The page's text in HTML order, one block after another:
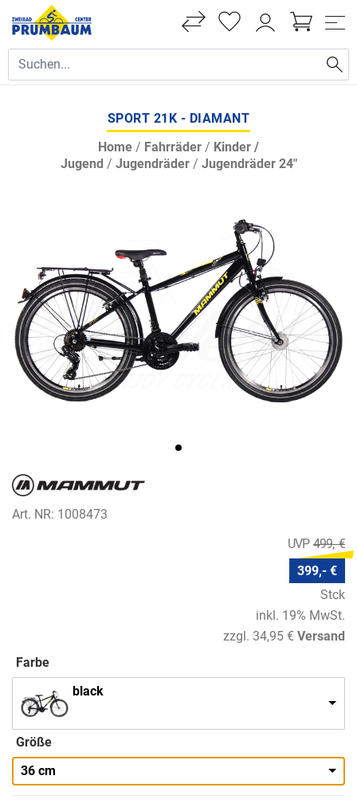
SPORT 21K - DIAMANT
Home / Fahrräder / Kinder /
Jugend / Jugendräder/ Jugendräder 24"
Art. NR: 1008473
499,- €
399,- €
Stck
inkl. 19% MwSt.
zzgl. 34,95 € Versand
Farbe
black
Größe
36 cm